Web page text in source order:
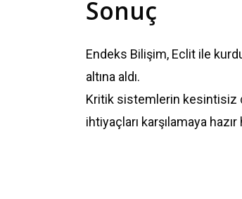
Sonuç
Endeks Bilişim, Eclit ile
altına aldı.
Kritik sistemlerin kesintisiz
ihtiyaçları karşılamaya